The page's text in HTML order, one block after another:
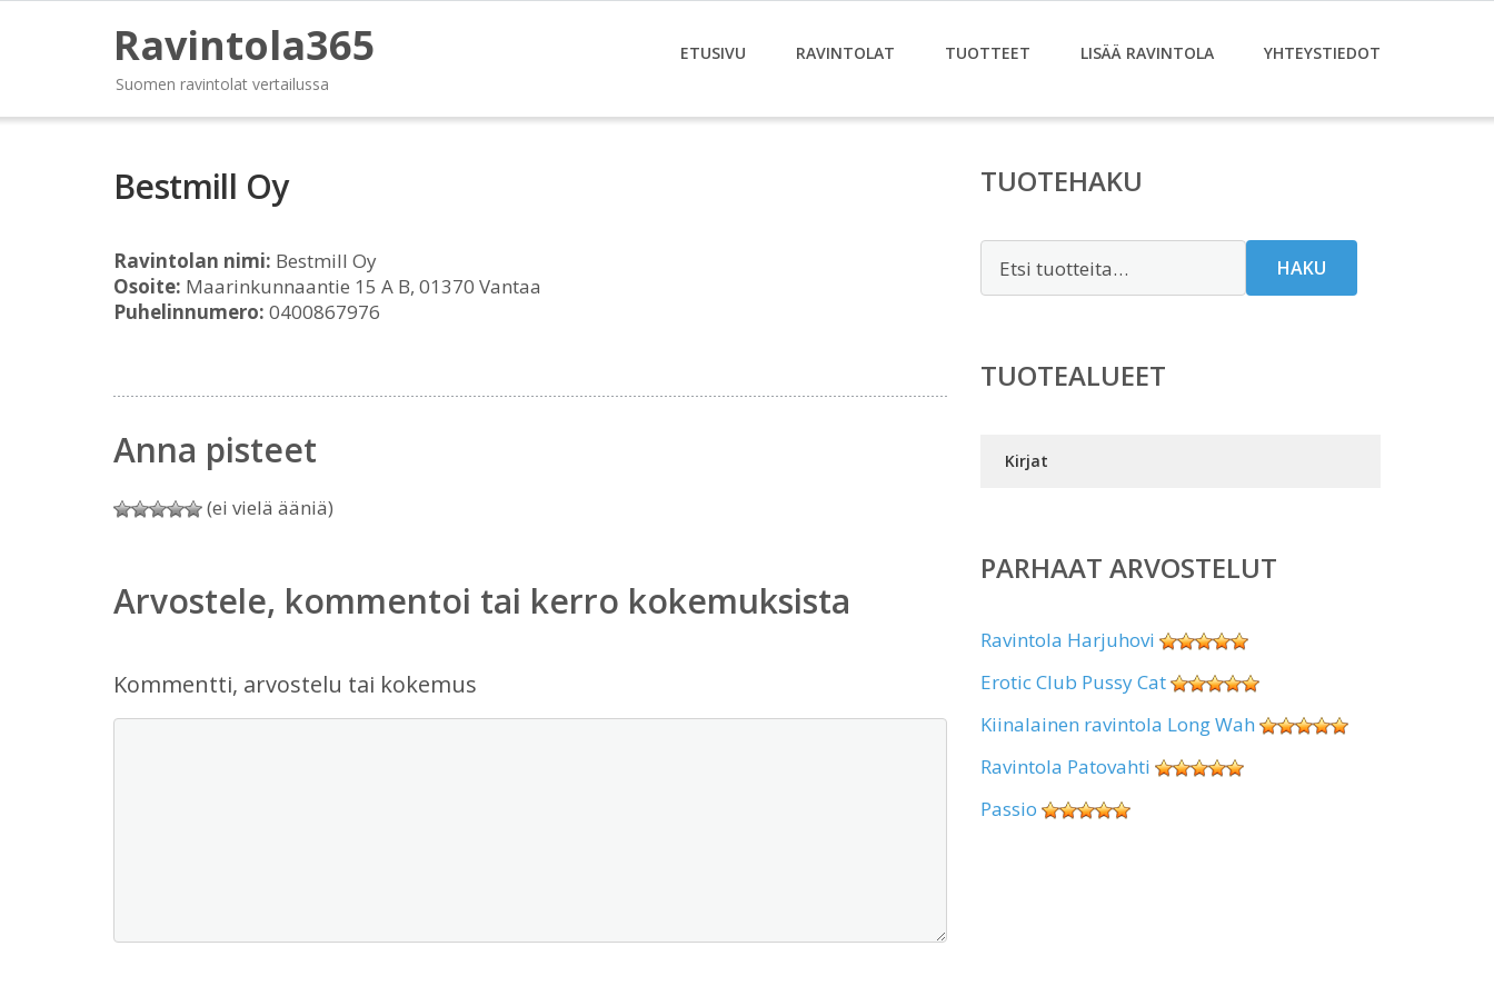
Ravintola365
Suomen ravintolat vertailussa
ETUSIVU RAVINTOLAT TUOTTEET LISÄÄ RAVINTOLA YHTEYSTIEDOT
Bestmill Oy
Ravintolan nimi: Bestmill Oy
Osoite: Maarinkunnaantie 15 A B, 01370 Vantaa
Puhelinnumero: 0400867976
Anna pisteet
(ei vielä ääniä)
Arvostele, kommentoi tai kerro kokemuksista
Kommentti, arvostelu tai kokemus
TUOTEHAKU
HAKU
TUOTEALUEET
Kirjat
PARHAAT ARVOSTELUT
Ravintola Harjuhovi
Erotic Club Pussy Cat
Kiinalainen ravintola Long Wah
Ravintola Patovahti
Passio